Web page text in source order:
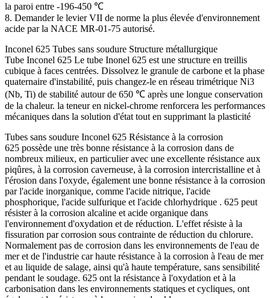
la paroi entre -196-450 ℃
8. Demander le levier VII de norme la plus élevée d'environnement
acide par la NACE MR-01-75 autorisé.
Inconel 625 Tubes sans soudure Structure métallurgique
Tube Inconel 625 Le tube Inonel 625 est une structure en treillis
cubique à faces centrées. Dissolvez le granule de carbone et la phase
quaternaire d'instabilité, puis changez-le en réseau trimétrique Ni3
(Nb, Ti) de stabilité autour de 650 ℃ après une longue conservation
de la chaleur. la teneur en nickel-chrome renforcera les performances
mécaniques dans la solution d'état tout en supprimant la plasticité
Tubes sans soudure Inconel 625 Résistance à la corrosion
625 possède une très bonne résistance à la corrosion dans de
nombreux milieux, en particulier avec une excellente résistance aux
piqûres, à la corrosion caverneuse, à la corrosion intercristalline et à
l'érosion dans l'oxyde, également une bonne résistance à la corrosion
par l'acide inorganique, comme l'acide nitrique, l'acide
phosphorique, l'acide sulfurique et l'acide chlorhydrique . 625 peut
résister à la corrosion alcaline et acide organique dans
l'environnement d'oxydation et de réduction. L'effet résiste à la
fissuration par corrosion sous contrainte de réduction du chlorure.
Normalement pas de corrosion dans les environnements de l'eau de
mer et de l'industrie car haute résistance à la corrosion à l'eau de mer
et au liquide de salage, ainsi qu'à haute température, sans sensibilité
pendant le soudage. 625 ont la résistance à l'oxydation et à la
carbonisation dans les environnements statiques et cycliques, ont